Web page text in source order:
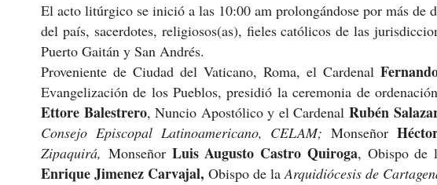
El acto litúrgico se inició a las 10:00 am prolongándose por más de
del país, sacerdotes, religiosos(as), fieles católicos de las
Puerto Gaitán y San Andrés.
Proveniente de Ciudad del Vaticano, Roma, el Cardenal
Evangelización de los Pueblos, presidió la ceremonia de
Ettore Balestrero, Nuncio Apostólico y el CardenalRubén
Consejo Episcopal Latinoamericano, CELAM;Monseñor
Zipaquirá, Monseñor Luis Augusto Castro Quiroga, Obispo
Enrique Jimenez Carvajal, Obispo de laArquidiócesis de